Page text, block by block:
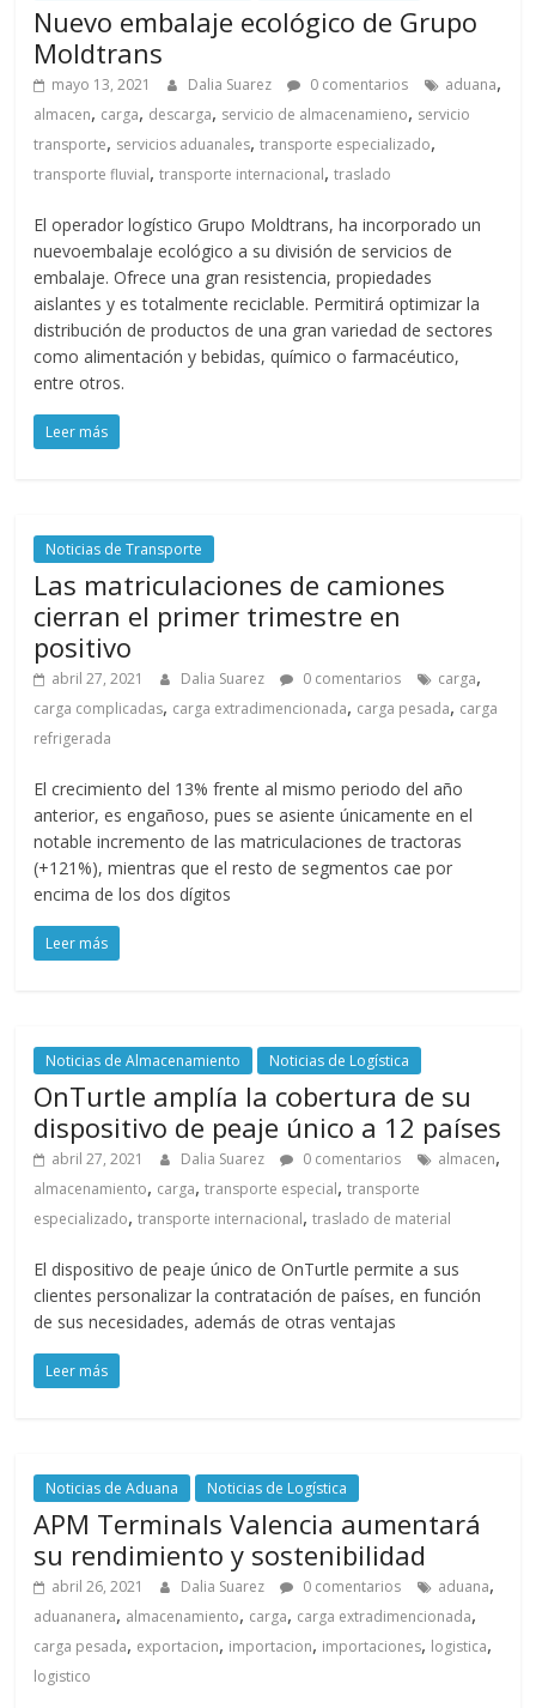
Nuevo embalaje ecológico de Grupo
Moldtrans
mayo 13, 2021 Dalia Suarez 0 comentarios aduana,
almacen, carga, descarga, servicio de almacenamieno, servicio
transporte, servicios aduanales,transporte especializado,
transporte fluvial,transporte internacional,traslado
El operador logístico Grupo Moldtrans, ha incorporado un
nuevoembalaje ecológico a su división de servicios de
embalaje. Ofrece una gran resistencia, propiedades
aislantes y es totalmente reciclable. Permitirá optimizar la
distribución de productos de una gran variedad de sectores
como alimentación y bebidas, químico o farmacéutico,
entre otros.
Leer más
Noticias de Transporte
Las matriculaciones de camiones
cierran el primer trimestre en
positivo
abril 27, 2021 Dalia Suarez 0 comentarios carga,
carga complicadas, carga extradimencionada, carga pesada, carga
refrigerada
El crecimiento del 13% frente al mismo periodo del año
anterior, es engañoso, pues se asiente únicamente en el
notable incremento de las matriculaciones de tractoras
(+121%), mientras que el resto de segmentos cae por
encima de los dos dígitos
Leer más
Noticias de Almacenamiento Noticias de Logística
OnTurtle amplía la cobertura de su
dispositivo de peaje único a 12 países
abril 27, 2021 Dalia Suarez 0 comentarios almacen,
almacenamiento, carga,transporte especial,transporte
especializado,transporte internacional,traslado de material
El dispositivo de peaje único de OnTurtle permite a sus
clientes personalizar la contratación de países, en función
de sus necesidades, además de otras ventajas
Leer más
Noticias de Aduana Noticias de Logística
APM Terminals Valencia aumentará
su rendimiento y sostenibilidad
abril 26, 2021 Dalia Suarez 0 comentarios aduana,
aduananera, almacenamiento, carga, carga extradimencionada,
carga pesada, exportacion, importacion, importaciones, logistica,
logistico